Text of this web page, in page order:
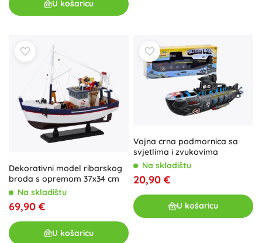
U košaricu
Dekorativni model ribarskog
broda s opremom 37x34 cm
Na skladištu
69,90 €
U košaricu
Vojna crna podmornica sa
svjetlima i zvukovima
Na skladištu
20,90 €
U košaricu